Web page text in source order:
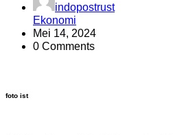
indopostrust
Ekonomi
Mei 14, 2024
0 Comments
foto ist